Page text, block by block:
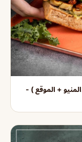
+ الموقع ) -